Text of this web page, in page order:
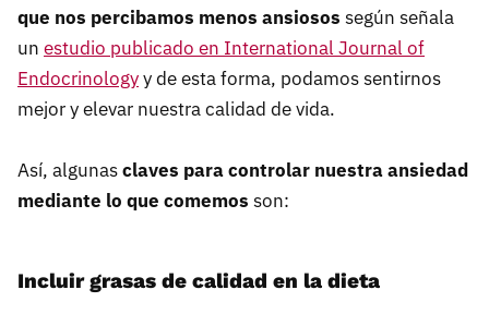
que nos percibamos menos ansiosos según señala
un estudio publicado en International Journal of
Endocrinologyy de esta forma, podamos sentirnos
mejor y elevar nuestra calidad de vida.
Así, algunasclaves para controlar nuestra ansiedad
mediante lo que comemos son:
Incluir grasas de calidad en la dieta